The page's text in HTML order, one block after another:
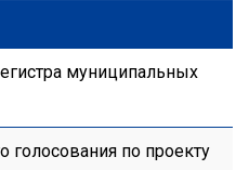
муниципальных
голосования по проекту